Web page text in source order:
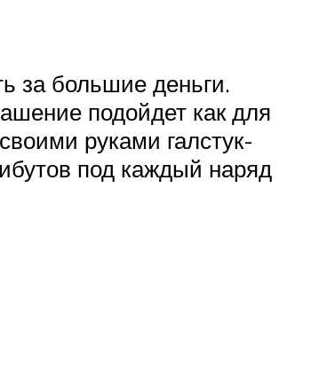
за большие деньги.
подойдет как для
руками галстук-
под каждый наряд